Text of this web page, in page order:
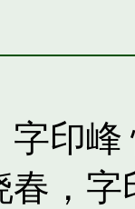
字印峰
春，字